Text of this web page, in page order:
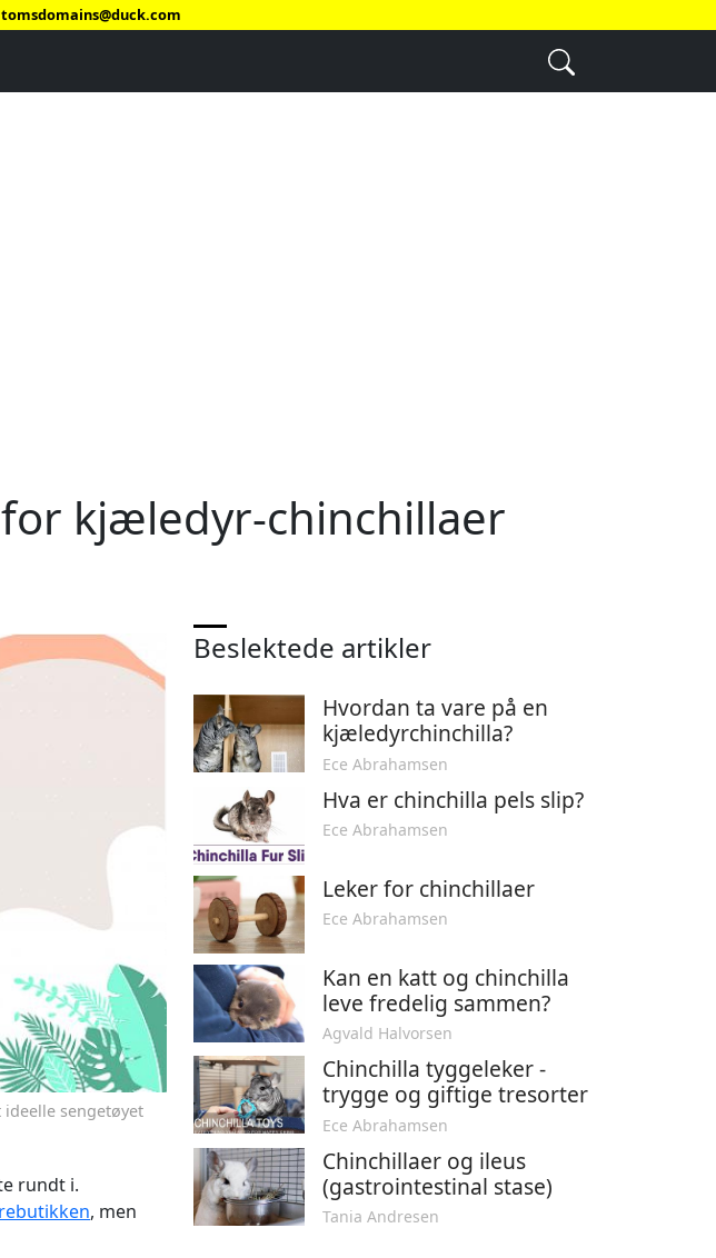
tomsdomains@duck.com
kjæledyr-chinchillaer
sengetøyet
rundt i.
, men
Beslektede artikler
Hvordan ta vare på en
kjæledyrchinchilla?
Ece Abrahamsen
Hva er chinchilla pels slip?
Ece Abrahamsen
Leker for chinchillaer
Ece Abrahamsen
Kan en katt og chinchilla
leve fredelig sammen?
Agvald Halvorsen
Chinchilla tyggeleker -
trygge og giftige tresorter
Ece Abrahamsen
Chinchillaer og ileus
(gastrointestinal stase)
Tania Andresen